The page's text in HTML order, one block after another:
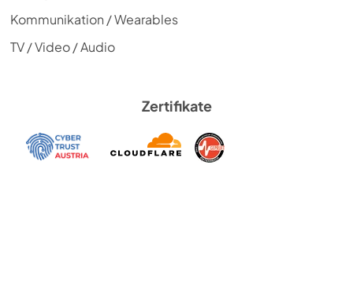
Kommunikation / Wearables
TV / Video / Audio
Zertifikate